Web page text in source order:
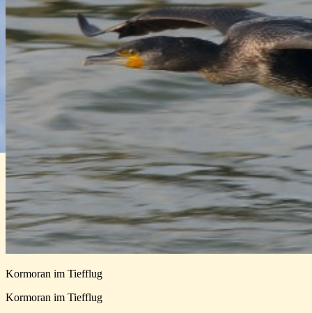
Kormoran im Tiefflug
Kormoran im Tiefflug